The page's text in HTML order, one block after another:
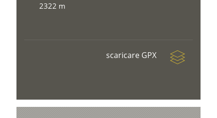
2322 m
scaricare GPX